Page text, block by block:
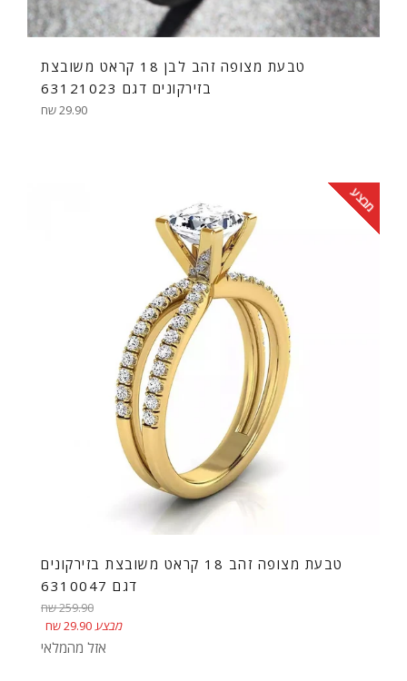
טבעת מצופה זהב לבן 18 קראט משובצת
בזירקונים דגם 63121023
מחיר
29.90 שח
טבעת מצופה זהב 18 קראט משובצת בזירקונים
דגם 6310047
מחיר
רגיל
259.90 שח
מבצע29.90 שח
אזל מהמלאי
מבצע